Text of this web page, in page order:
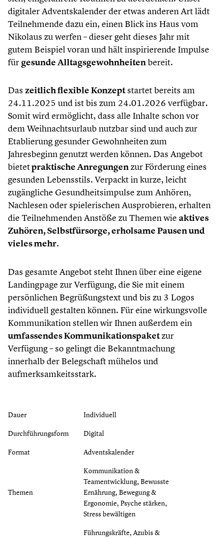
digitaler Adventskalender der etwas anderen Art lädt
Teilnehmende dazu ein, einen Blick ins Haus vom
Nikolaus zu werfen – dieser geht dieses Jahr mit
gutem Beispiel voran und hält inspirierende Impulse
fürgesunde Alltagsgewohnheitenbereit.
Das zeitlich flexible Konzeptstartet bereits am
24.11.2025 und ist bis zum 24.01.2026 verfügbar.
Somit wird ermöglicht, dass alle Inhalte schon vor
dem Weihnachtsurlaub nutzbar sind und auch zur
Etablierung gesunder Gewohnheiten zum
Jahresbeginn genutzt werden können. Das Angebot
bietetpraktische Anregungenzur Förderung eines
gesunden Lebensstils. Verpackt in kurze, leicht
zugängliche Gesundheitsimpulse zum Anhören,
Nachlesen oder spielerischen Ausprobieren, erhalten
die Teilnehmenden Anstöße zu Themen wie aktives
Zuhören, Selbstfürsorge, erholsame Pausen und
vieles mehr.
Das gesamte Angebot steht Ihnen über eine eigene
Landingpage zur Verfügung, die Sie mit einem
persönlichen Begrüßungstext und bis zu 3 Logos
individuell gestalten können. Für eine wirkungsvolle
Kommunikation stellen wir Ihnen außerdem ein
umfassendes Kommunikationspaketzur
Verfügung – so gelingt die Bekanntmachung
innerhalb der Belegschaft mühelos und
aufmerksamkeitsstark.
Dauer
Individuell
Durchführungsform
Digital
Format
Adventskalender
Themen
Kommunikation &
Teamentwicklung, Bewusste
Ernährung, Bewegung &
Ergonomie, Psyche stärken,
Stress bewältigen
Führungskräfte, Azubis &